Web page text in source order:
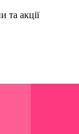
та акції